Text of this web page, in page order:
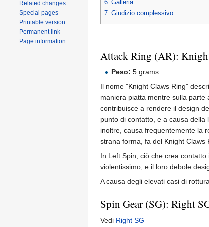
6 Galleria
7 Giudizio complessivo
Attack Ring (AR):
Peso: 5 grams
Il nome "Knight Claws Ring"
maniera piatta mentre sulla
contribuisce a rendere il design
punto di contatto, e a causa
inoltre, causa frequentemente la
strana forma, fa del Knight Claws
In Left Spin, ciò che crea
violentissimo, e il loro debole
A causa degli elevati casi di
Spin Gear (SG): Right
Vedi Right SG
Related changes
Special pages
Printable version
Permanent link
Page information